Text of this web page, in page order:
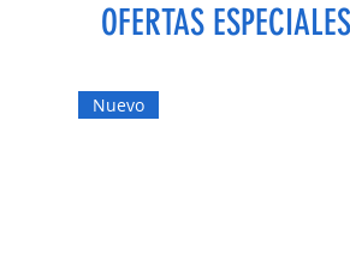
OFERTAS ESPECIALES
Nuevo